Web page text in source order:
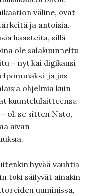
väline, ovat
ja antoisia.
haasteita, sillä
ole salakuunneltu
– nyt kai digikausi
ja jos
ohjelmia kuin
kuuntelulaitteensa
oli se sitten Nato,
aivan
hyvää vauhtia
toki säilyvät ainakin
uuminissa,